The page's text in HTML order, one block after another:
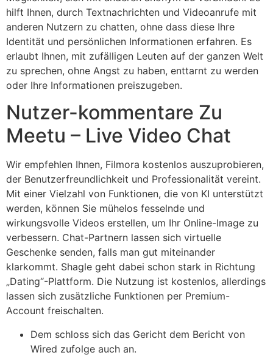
hilft Ihnen, durch Textnachrichten und Videoanrufe mit
anderen Nutzern zu chatten, ohne dass diese Ihre
Identität und persönlichen Informationen erfahren. Es
erlaubt Ihnen, mit zufälligen Leuten auf der ganzen Welt
zu sprechen, ohne Angst zu haben, enttarnt zu werden
oder Ihre Informationen preiszugeben.
Nutzer-kommentare Zu
Meetu – Live Video Chat
Wir empfehlen Ihnen, Filmora kostenlos auszuprobieren,
der Benutzerfreundlichkeit und Professionalität vereint.
Mit einer Vielzahl von Funktionen, die von KI unterstützt
werden, können Sie mühelos fesselnde und
wirkungsvolle Videos erstellen, um Ihr Online-Image zu
verbessern. Chat-Partnern lassen sich virtuelle
Geschenke senden, falls man gut miteinander
klarkommt. Shagle geht dabei schon stark in Richtung
„Dating“-Plattform. Die Nutzung ist kostenlos, allerdings
lassen sich zusätzliche Funktionen per Premium-
Account freischalten.
Dem schloss sich das Gericht dem Bericht von
Wired zufolge auch an.